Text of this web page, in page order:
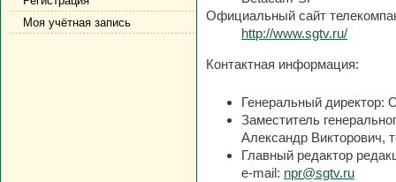
Моя учётная запись
Официальный сайт
http://www.sgtv.ru/
Контактная информация:
Генеральный директор:
Заместитель
Александр Викторович,
Главный редактор
e-mail: npr@sgtv.ru